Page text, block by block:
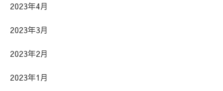
2023年4月
2023年3月
2023年2月
2023年1月